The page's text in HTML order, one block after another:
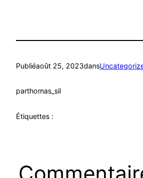
Publiéaoût 25, 2023dans
parthomas_sil
Étiquettes :